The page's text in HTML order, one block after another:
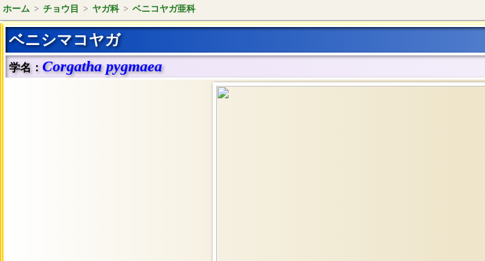
ホーム > チョウ目 > ヤガ科 > ベニコヤガ亜科
ベニシマコヤガ
学名： Corgatha pygmaea